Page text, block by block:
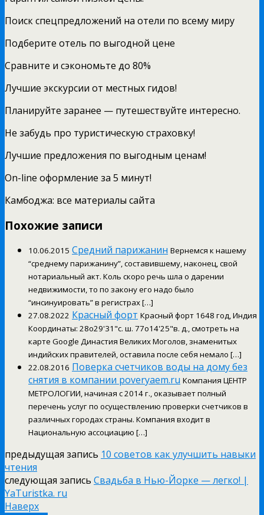
Поиск спецпредложений на отели по всему миру
Подберите отель по выгодной цене
Сравните и сэкономьте до 80%
Лучшие экскурсии от местных гидов!
Планируйте заранее — путешествуйте интересно.
Не забудь про туристическую страховку!
Лучшие предложения по выгодным ценам!
On-line оформление за 5 минут!
Камбоджа: все материалы сайта
Похожие записи
10.06.2015 Средний парижанин Вернемся к нашему
“среднему парижанину”, составившему, наконец, свой
нотариальный акт. Коль скоро речь шла о дарении
недвижимости, то по закону его надо было
“инсинуировать” в регистрах […]
27.08.2022 Красный форт Красный форт 1648 год, Индия
Координаты: 28o29'31"с. ш. 77o14'25"в. д., смотреть на
карте Google Династия Великих Моголов, знаменитых
индийских правителей, оставила после себя немало […]
22.08.2016 Поверка счетчиков воды на дому без
снятия в компании poveryaem.ru Компания ЦЕНТР
МЕТРОЛОГИИ, начиная с 2014 г., оказывает полный
перечень услуг по осуществлению проверки счетчиков в
различных городах страны. Компания входит в
Национальную ассоциацию […]
предыдущая запись 10 советов как улучшить навыки
чтения
следующая запись Свадьба в Нью-Йорке — легко! |
YaTuristka. ru
Наверх